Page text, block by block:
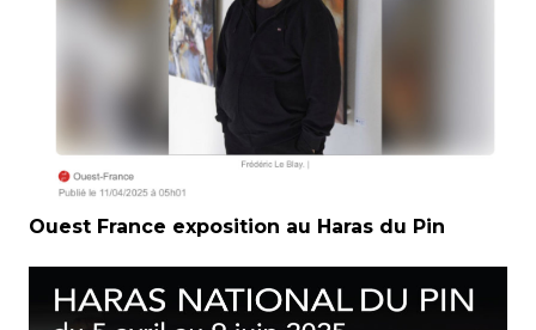
Ouest France exposition au Haras du Pin